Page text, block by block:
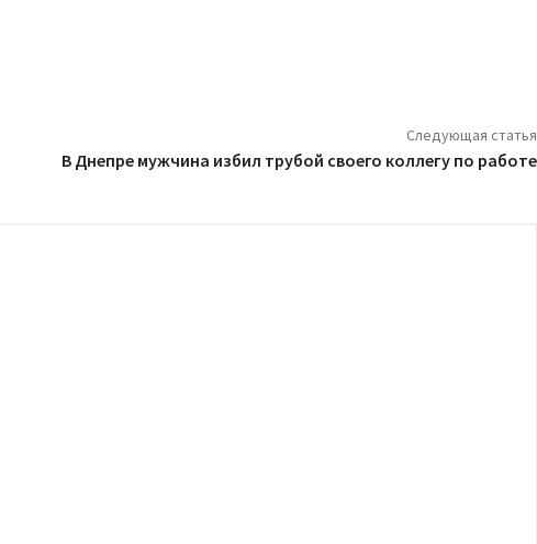
Следующая статья
В Днепре мужчина избил трубой своего коллегу по работе